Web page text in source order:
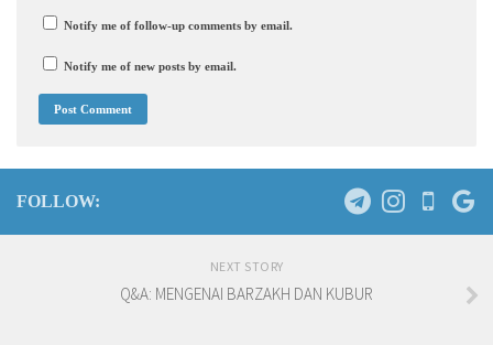
Notify me of follow-up comments by email.
Notify me of new posts by email.
FOLLOW:
NEXT STORY
Q&A: MENGENAI BARZAKH DAN KUBUR